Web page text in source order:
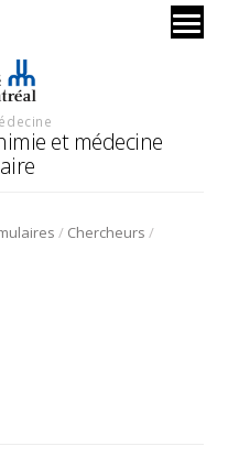
et médecine
/ Chercheurs /